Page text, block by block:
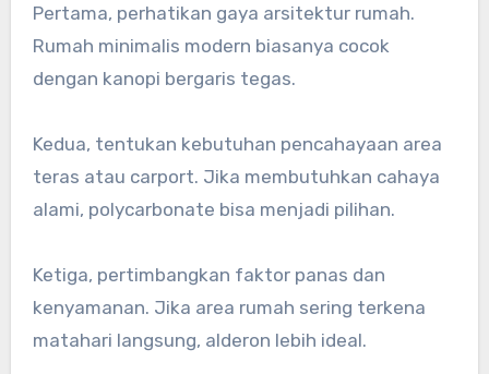
Pertama, perhatikan gaya arsitektur rumah.
Rumah minimalis modern biasanya cocok
dengan kanopi bergaris tegas.
Kedua, tentukan kebutuhan pencahayaan area
teras atau carport. Jika membutuhkan cahaya
alami, polycarbonate bisa menjadi pilihan.
Ketiga, pertimbangkan faktor panas dan
kenyamanan. Jika area rumah sering terkena
matahari langsung, alderon lebih ideal.